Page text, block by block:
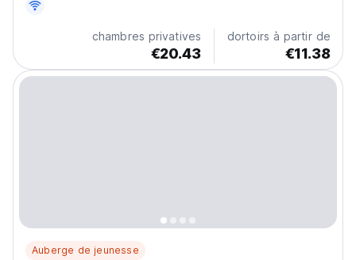
chambres privatives
€20.43
dortoirs à partir de
€11.38
Auberge de jeunesse